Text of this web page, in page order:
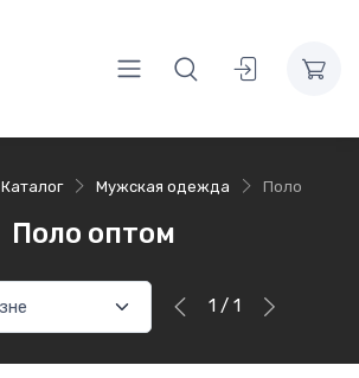
Каталог Мужская одежда Поло
Поло оптом
1 / 1